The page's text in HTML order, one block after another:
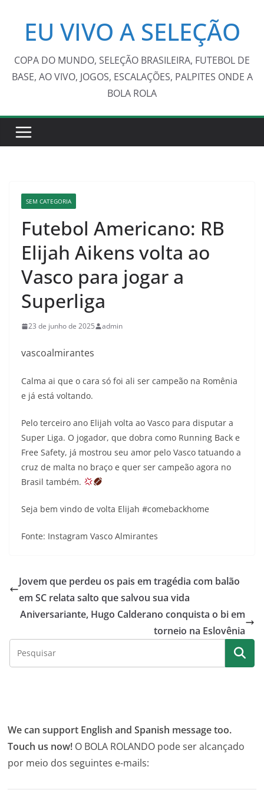
conteúdo
EU VIVO A SELEÇÃO
COPA DO MUNDO, SELEÇÃO BRASILEIRA, FUTEBOL DE
BASE, AO VIVO, JOGOS, ESCALAÇÕES, PALPITES ONDE A
BOLA ROLA
SEM CATEGORIA
Futebol Americano: RB
Elijah Aikens volta ao
Vasco para jogar a
Superliga
23 de junho de 2025 admin
vascoalmirantes
Calma ai que o cara só foi ali ser campeão na Romênia
e já está voltando.
Pelo terceiro ano Elijah volta ao Vasco para disputar a
Super Liga. O jogador, que dobra como Running Back e
Free Safety, já mostrou seu amor pelo Vasco tatuando a
cruz de malta no braço e quer ser campeão agora no
Brasil também.
Seja bem vindo de volta Elijah #comebackhome
Fonte: Instagram Vasco Almirantes
Jovem que perdeu os pais em tragédia com balão
em SC relata salto que salvou sua vida
Aniversariante, Hugo Calderano conquista o bi em
torneio na Eslovênia
We can support English and Spanish message too.
Touch us now! O BOLA ROLANDO pode ser alcançado
por meio dos seguintes e-mails: